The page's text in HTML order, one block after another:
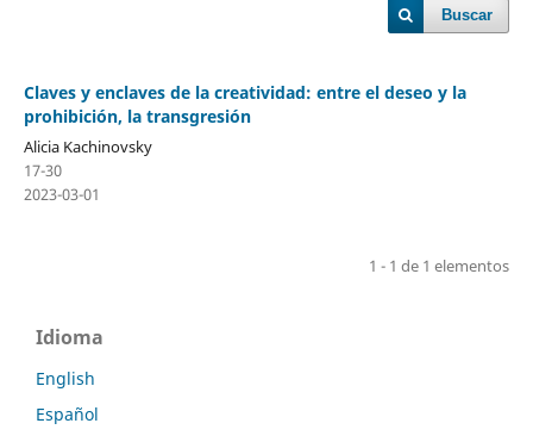
Buscar
Claves y enclaves de la creatividad: entre el deseo y la
prohibición, la transgresión
Alicia Kachinovsky
17-30
2023-03-01
1 - 1 de 1 elementos
Idioma
English
Español